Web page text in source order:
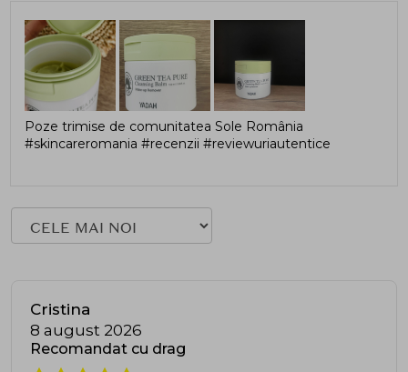
Poze trimise de comunitatea Sole România
#skincareromania #recenzii #reviewuriautentice
Cristina
8 august 2026
Recomandat cu drag